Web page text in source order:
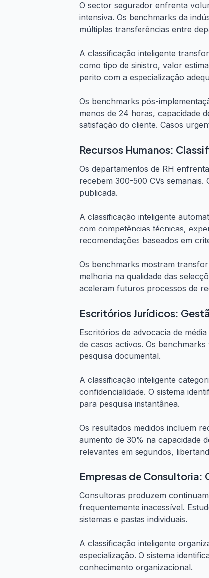
O sector segurador enfrenta
intensiva. Os benchmarks da
múltiplas transferências entre
A classificação inteligente
como tipo de sinistro, valor
perito com a especialização
Os benchmarks pós-
menos de 24 horas, capacidade
satisfação do cliente. Casos
Recursos Humanos:
Os departamentos de RH
recebem 300-500 CVs
publicada.
A classificação inteligente
com competências técnicas,
recomendações baseados em
Os benchmarks mostram
melhoria na qualidade das
aceleram futuros processos de
Escritórios Jurídicos:
Escritórios de advocacia de
de casos activos. Os
pesquisa documental.
A classificação inteligente
confidencialidade. O sistema
para pesquisa instantânea.
Os resultados medidos incluem
aumento de 30% na capacidade
relevantes em segundos,
Empresas de Consultoria:
Consultoras produzem
frequentemente inacessível.
sistemas e pastas individuais.
A classificação inteligente
especialização. O sistema
conhecimento organizacional.